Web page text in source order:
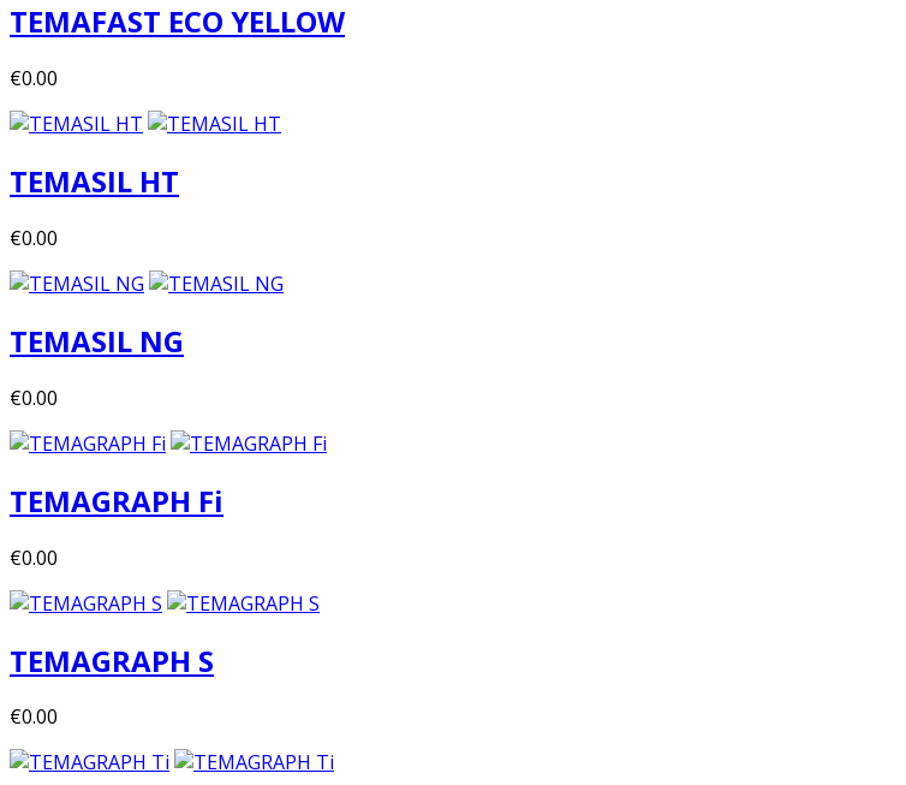
TEMAFAST ECO YELLOW
€0.00
TEMASIL HT
€0.00
TEMASIL NG
€0.00
TEMAGRAPH Fi
€0.00
TEMAGRAPH S
€0.00